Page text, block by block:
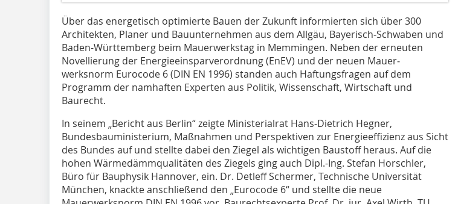
Über das energetisch optimierte Bauen der Zukunft informierten sich über 300
Architekten, Planer und Bauunternehmen aus dem Allgäu, Bayerisch-Schwaben und
Baden-Württemberg beim Mauerwerkstag in Memmingen. Neben der erneuten
Novellierung der Energieeinsparverordnung (EnEV) und der neuen Mauer­
werksnorm Eurocode 6 (DIN EN 1996) standen auch Haftungsfragen auf dem
Programm der namhaften Experten aus Politik, Wissenschaft, Wirtschaft und
Baurecht.
In seinem „Bericht aus Berlin“ zeigte Minister­ialrat Hans-Dietrich Hegner,
Bundesbauministerium, Maßnahmen und Perspektiven zur Energieeffizienz aus Sicht
des Bundes auf und stellte dabei den Ziegel als wichtigen Baustoff heraus. Auf die
hohen Wärmedämmqualitäten des Ziegels ging auch Dipl.-Ing. Stefan Horschler,
Büro für Bauphysik Hannover, ein. Dr. Detleff Schermer, Technische Universität
München, knackte anschließend den „Eurocode 6“ und stellte die neue